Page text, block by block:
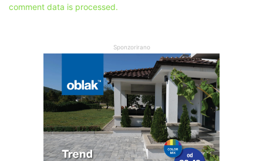
comment data is processed.
Sponzorirano